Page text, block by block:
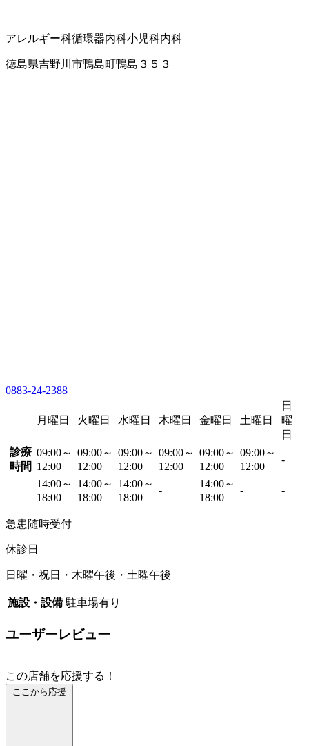
アレルギー科循環器内科小児科内科
徳島県吉野川市鴨島町鴨島３５３
0883-24-2388
月曜日 火曜日 水曜日 木曜日 金曜日 土曜日
日
曜
日
診療
時間
09:00～
12:00
09:00～
12:00
09:00～
12:00
09:00～
12:00
09:00～
12:00
09:00～
12:00
-
14:00～
18:00
14:00～
18:00
14:00～
18:00
-
14:00～
18:00
- -
急患随時受付
休診日
日曜・祝日・木曜午後・土曜午後
施設・設備 駐車場有り
ユーザーレビュー
この店舗を応援する！
ここから応援